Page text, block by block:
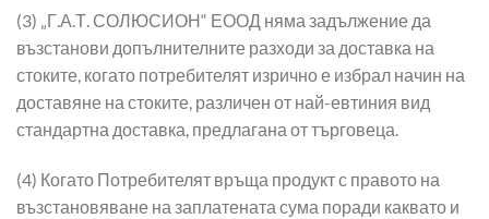
(3) „Г.А.Т. СОЛЮСИОН“ ЕООД няма задължение да
възстанови допълнителните разходи за доставка на
стоките, когато потребителят изрично е избрал начин на
доставяне на стоките, различен от най-евтиния вид
стандартна доставка, предлагана от търговеца.
(4) Когато Потребителят връща продукт с правото на
възстановяване на заплатената сума поради каквато и